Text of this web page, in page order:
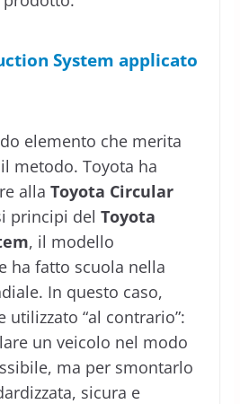
System applicato
elemento che merita
metodo. Toyota ha
alla Toyota Circular
principi del Toyota
, il modello
ha fatto scuola nella
In questo caso,
utilizzato “al contrario”:
un veicolo nel modo
ma per smontarlo
sicura e